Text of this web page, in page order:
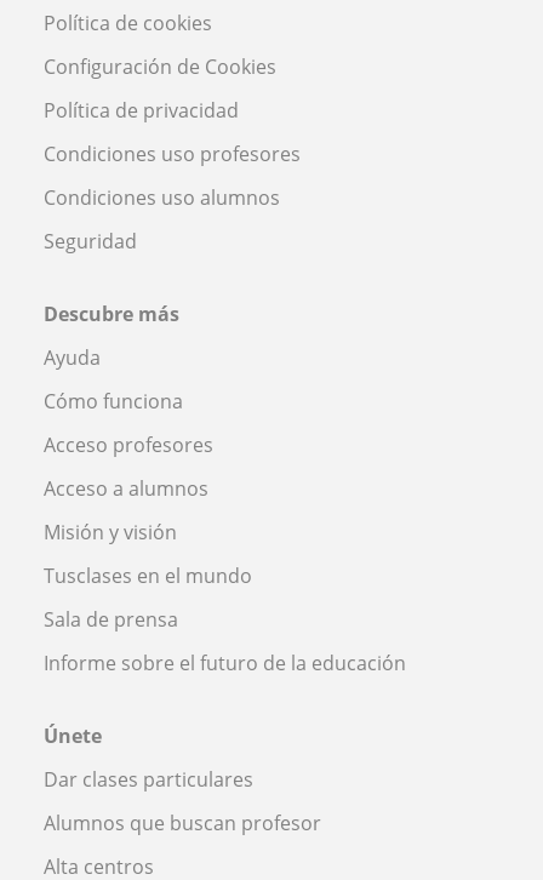
Política de cookies
Configuración de Cookies
Política de privacidad
Condiciones uso profesores
Condiciones uso alumnos
Seguridad
Descubre más
Ayuda
Cómo funciona
Acceso profesores
Acceso a alumnos
Misión y visión
Tusclases en el mundo
Sala de prensa
Informe sobre el futuro de la educación
Únete
Dar clases particulares
Alumnos que buscan profesor
Alta centros